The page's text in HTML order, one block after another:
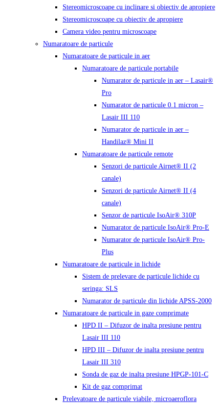
Stereomicroscoape cu inclinare si obiectiv de apropiere
Stereomicroscoape cu obiectiv de apropiere
Camera video pentru microscoape
Numaratoare de particule
Numaratoare de particule in aer
Numaratoare de particule portabile
Numarator de particule in aer – Lasair®
Pro
Numarator de particule 0.1 micron –
Lasair III 110
Numarator de particule in aer –
Handilaz® Mini II
Numaratoare de particule remote
Senzori de particule Airnet® II (2
canale)
Senzori de particule Airnet® II (4
canale)
Senzor de particule IsoAir® 310P
Numarator de particule IsoAir® Pro-E
Numarator de particule IsoAir® Pro-
Plus
Numaratoare de particule in lichide
Sistem de prelevare de particule lichide cu
seringa: SLS
Numarator de particule din lichide APSS-2000
Numaratoare de particule in gaze comprimate
HPD II – Difuzor de inalta presiune pentru
Lasair III 110
HPD III – Difuzor de inalta presiune pentru
Lasair III 310
Sonda de gaz de inalta presiune HPGP-101-C
Kit de gaz comprimat
Prelevatoare de particule viabile, microaeroflora